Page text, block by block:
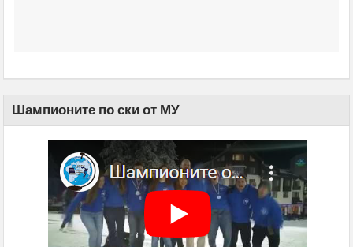
Шампионите по ски от МУ